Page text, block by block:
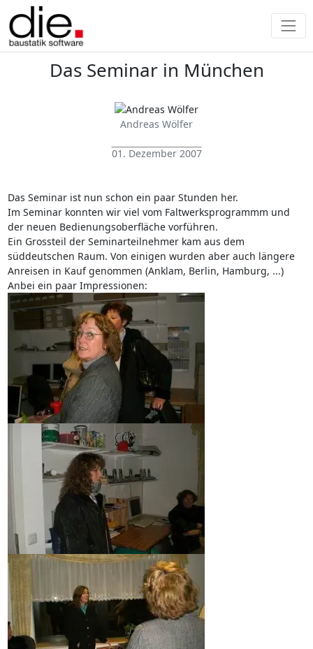
Das Seminar in München
Andreas Wölfer
01. Dezember 2007
Das Seminar ist nun schon ein paar Stunden her.
Im Seminar konnten wir viel vom Faltwerksprogrammm und
der neuen Bedienungsoberfläche vorführen.
Ein Grossteil der Seminarteilnehmer kam aus dem
süddeutschen Raum. Von einigen wurden aber auch längere
Anreisen in Kauf genommen (Anklam, Berlin, Hamburg, ...)
Anbei ein paar Impressionen: